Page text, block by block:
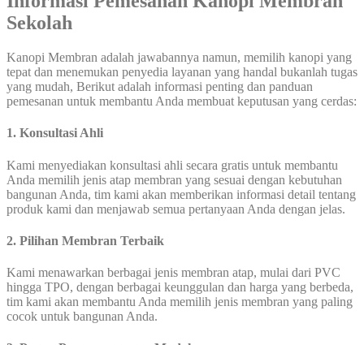
Sekolah
Kanopi Membran adalah jawabannya namun, memilih kanopi yang
tepat dan menemukan penyedia layanan yang handal bukanlah tugas
yang mudah, Berikut adalah informasi penting dan panduan
pemesanan untuk membantu Anda membuat keputusan yang cerdas:
1. Konsultasi Ahli
Kami menyediakan konsultasi ahli secara gratis untuk membantu
Anda memilih jenis atap membran yang sesuai dengan kebutuhan
bangunan Anda, tim kami akan memberikan informasi detail tentang
produk kami dan menjawab semua pertanyaan Anda dengan jelas.
2. Pilihan Membran Terbaik
Kami menawarkan berbagai jenis membran atap, mulai dari PVC
hingga TPO, dengan berbagai keunggulan dan harga yang berbeda,
tim kami akan membantu Anda memilih jenis membran yang paling
cocok untuk bangunan Anda.